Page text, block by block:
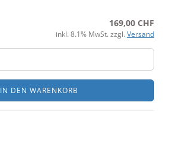
169,00 CHF
inkl. 8.1% MwSt. zzgl. Versand
IN DEN WARENKORB